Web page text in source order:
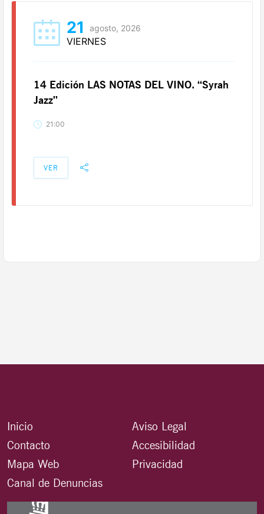
21 agosto, 2026
VIERNES
14 Edición LAS NOTAS DEL VINO. “Syrah
Jazz”
21:00
VER
Inicio
Contacto
Mapa Web
Canal de Denuncias
Aviso Legal
Accesibilidad
Privacidad